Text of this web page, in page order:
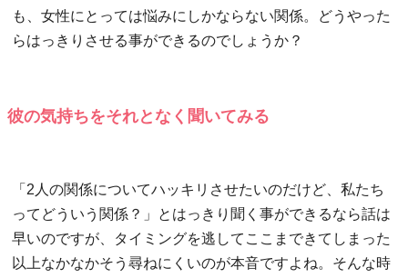
も、女性にとっては悩みにしかならない関係。どうやった
らはっきりさせる事ができるのでしょうか？
彼の気持ちをそれとなく聞いてみる
「2人の関係についてハッキリさせたいのだけど、私たち
ってどういう関係？」とはっきり聞く事ができるなら話は
早いのですが、タイミングを逃してここまできてしまった
以上なかなかそう尋ねにくいのが本音ですよね。そんな時